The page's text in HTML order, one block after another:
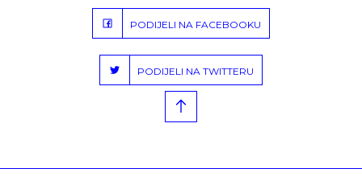
PODIJELI NA FACEBOOKU
PODIJELI NA TWITTERU